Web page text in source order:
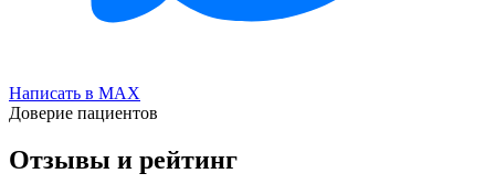
Написать в MAX
Доверие пациентов
Отзывы и рейтинг